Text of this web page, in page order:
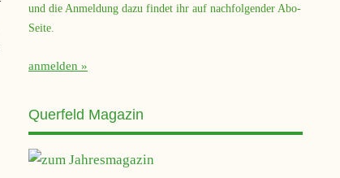
und die Anmeldung dazu findet ihr auf nachfolgender Abo-
Seite.
anmelden
Querfeld Magazin